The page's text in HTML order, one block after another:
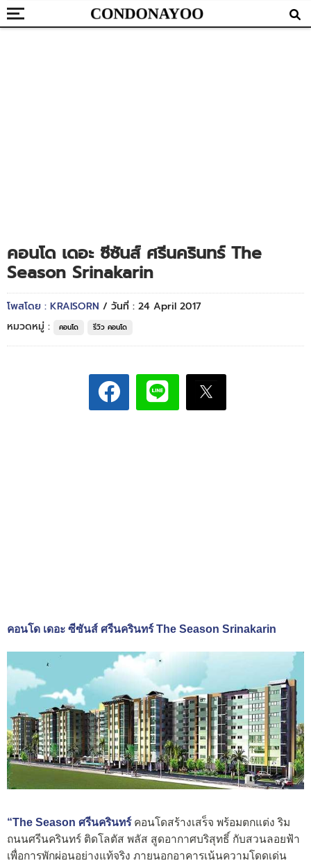
คอนโด เดอะ ซีซันส์ ศรีนครินทร์ The
Season Srinakarin
โพสโดย : KRAISORN / วันที่ : 24 April 2017
หมวดหมู่ :
คอนโด รีวิว คอนโด
คอนโด เดอะ ซีซันส์ ศรีนครินทร์ The Season Srinakarin
“The Season ศรีนครินทร์ คอนโดสร้างเสร็จ พร้อมตกแต่ง ริม
ถนนศรีนครินทร์ ติดโลตัส พลัส สูดอากาศบริสุทธิ์ กับสวนลอยฟ้า
เพื่อการพักผ่อนอย่างแท้จริง ภายนอกอาคารเน้นความโดดเด่น